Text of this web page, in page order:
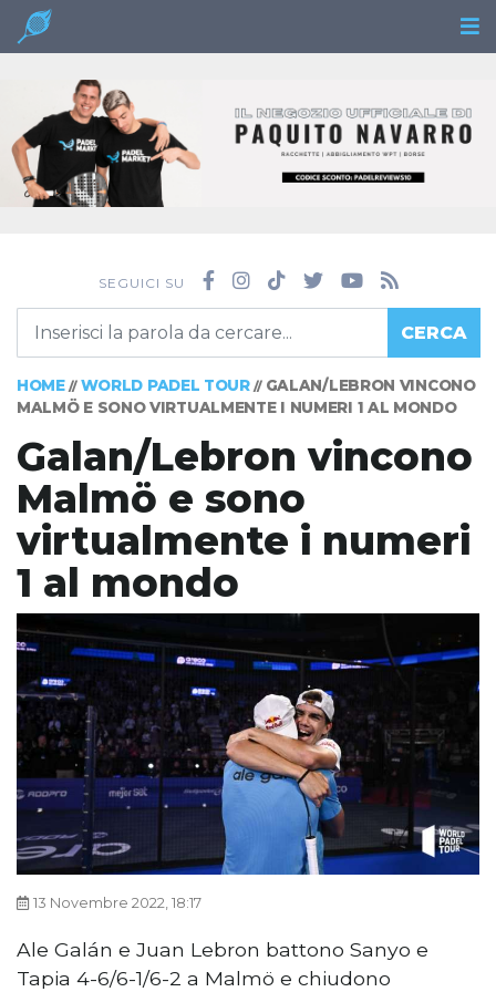
SEGUICI SU
CERCA
HOME// WORLD PADEL TOUR// GALAN/LEBRON VINCONO
MALMÖ E SONO VIRTUALMENTE I NUMERI 1 AL MONDO
Galan/Lebron vincono
Malmö e sono
virtualmente i numeri
1 al mondo
13 Novembre 2022, 18:17
Ale Galán e Juan Lebron battono Sanyo e
Tapia 4-6/6-1/6-2 a Malmö e chiudono